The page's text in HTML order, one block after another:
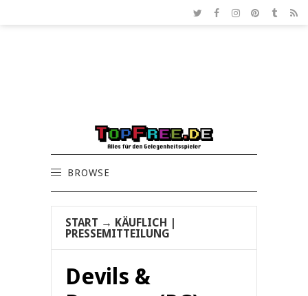
BROWSE
START → KÄUFLICH
PRESSEMITTEILUNG
Devils &